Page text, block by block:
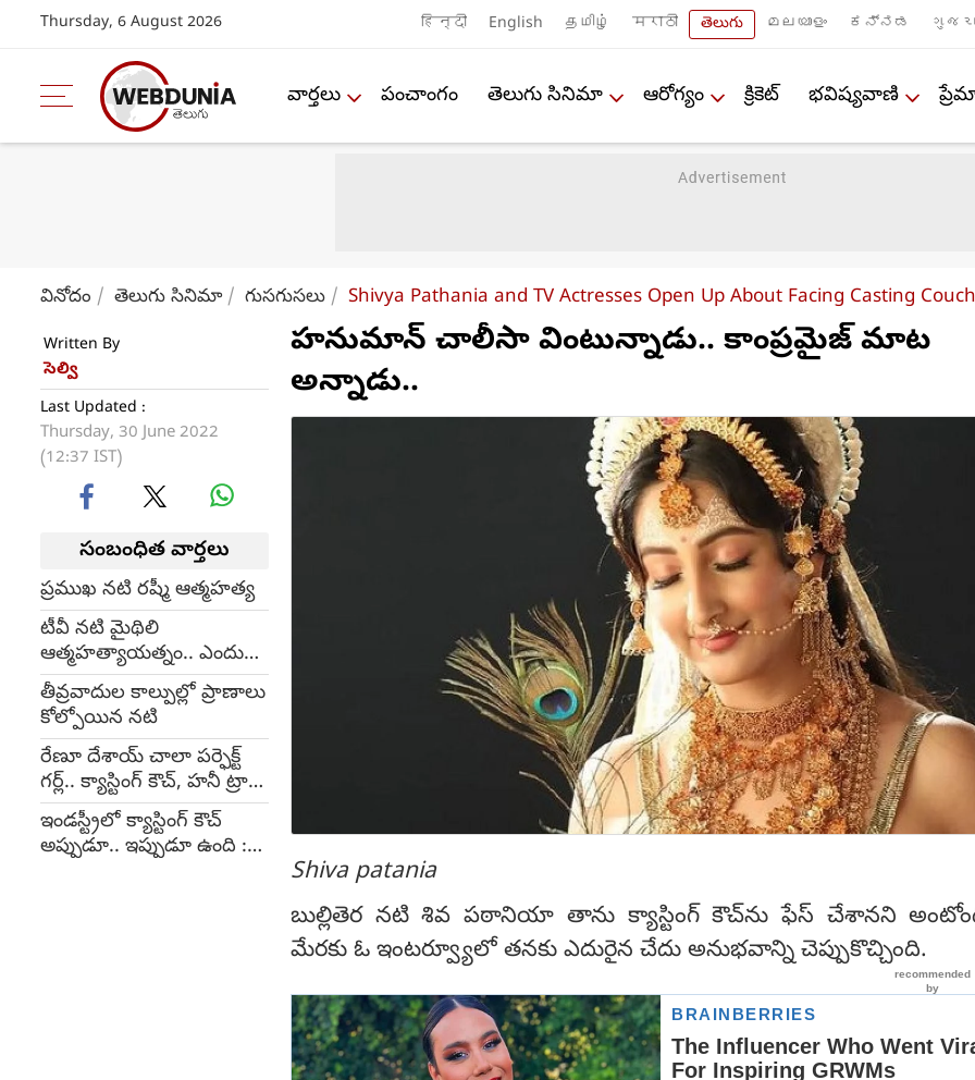
Thursday, 6 August 2026 हिन्दी English தமிழ் मराठी తెలుగు മലയാളം ಕನ್ನಡ
వార్తలు పంచాంగం తెలుగు సినిమా ఆరోగ్యం క్రికెట్ భవిష్యవాణి
వినోదం తెలుగు సినిమా గుసగుసలు Shivya Pathania and TV Actresses Open Up About Facing Casting Couch
Written By
సెల్వి
Last Updated :
Thursday, 30 June 2022
(12:37 IST)
సంబంధిత వార్తలు
ప్రముఖ నటి రష్మీ ఆత్మహత్య
టీవీ నటి మైథిలి
ఆత్మహత్యాయత్నం.. ఎందుకో
తెలుసా...?
తీవ్రవాదుల కాల్పుల్లో ప్రాణాలు
కోల్పోయిన నటి
రేణూ దేశాయ్ చాలా పర్ఫెక్ట్
గర్ల్.. క్యాస్టింగ్ కౌచ్, హనీ ట్రాప్
మామూలే?!
ఇండస్ట్రీలో క్యాస్టింగ్ కౌచ్
అప్పుడూ.. ఇప్పుడూ ఉంది :
హనుమాన్‌ చాలీసా వింటున్నాడు.. కాంప్రమైజ్‌ మాట
అన్నాడు..
Shiva patania
బుల్లితెర నటి శివ పఠానియా తాను క్యాస్టింగ్‌ కౌచ్‌ను ఫేస్‌ చేశానని
మేరకు ఓ ఇంటర్వ్యూలో తనకు ఎదురైన చేదు అనుభవాన్ని చెప్పుకొచ్చింది.